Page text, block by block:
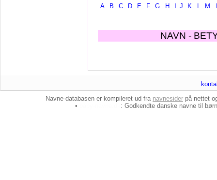
A B C D E F G H J K L M
NAVN -
Navne-databasen er kompileret ud fra navnesider på nettet
•
: Godkendte danske navne til børn